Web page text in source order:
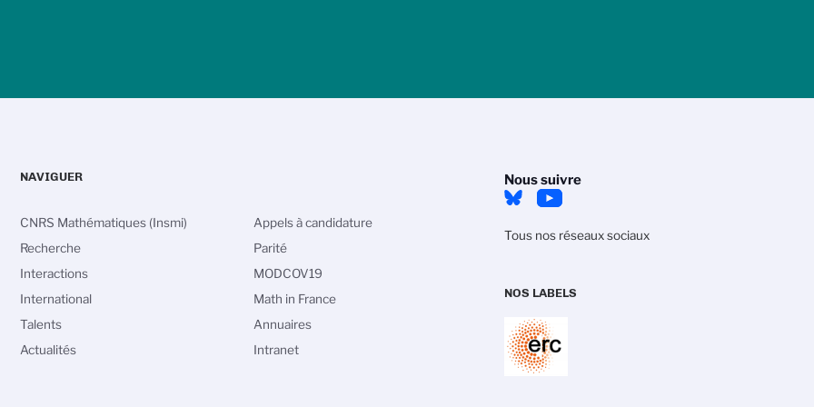
Nous suivre
Tous nos réseaux sociaux
NOS LABELS
NAVIGUER
CNRS Mathématiques (Insmi)
Recherche
Interactions
International
Talents
Actualités
Appels à candidature
Parité
MODCOV19
Math in France
Annuaires
Intranet